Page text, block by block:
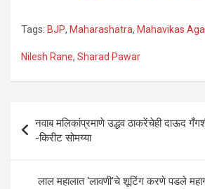
Tags: BJP, Maharashatra, Mahavikas
Nilesh Rane, Sharad Pawar
navigation
नवाब मलिकांप्रमाणे उद्धव ठाकरेंचेही दाऊद
-किरीट सोमय्या
लाल महालात ‘लावणी’चे शूटिंग करणे पडले